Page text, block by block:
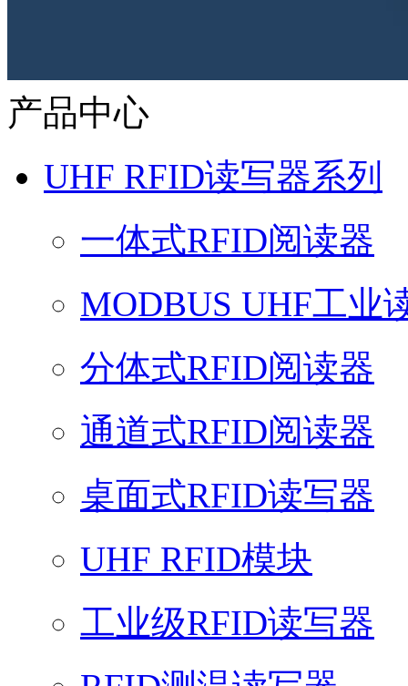
产品中心
UHF RFID读写器系列
一体式RFID阅读器
MODBUS UHF工业
分体式RFID阅读器
通道式RFID阅读器
桌面式RFID读写器
UHF RFID模块
工业级RFID读写器